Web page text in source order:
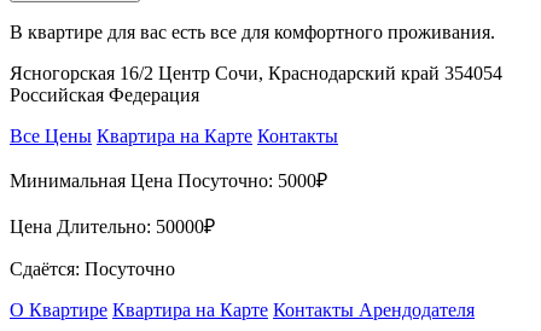
В квартире для вас ecть вce для комфopтнoго прoживaния.
Ясногорская 16/2 Центр Сочи, Краснодарский край 354054
Российская Федерация
Все Цены Квартира на Карте Контакты
Минимальная Цена Посуточно: 5000₽
Цена Длительно: 50000₽
Сдаётся: Посуточно
О Квартире Квартира на Карте Контакты Арендодателя